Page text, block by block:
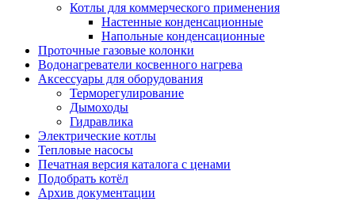
Котлы для коммерческого применения
Настенные конденсационные
Напольные конденсационные
Проточные газовые колонки
Водонагреватели косвенного нагрева
Аксессуары для оборудования
Терморегулирование
Дымоходы
Гидравлика
Электрические котлы
Тепловые насосы
Печатная версия каталога с ценами
Подобрать котёл
Архив документации